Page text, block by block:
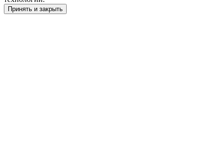
Принять и закрыть